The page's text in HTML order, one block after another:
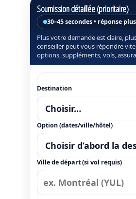
Soumission détaillée (prioritaire)
30–45 secondes • réponse
Plus votre demande est claire,
conseiller peut vous répondre
options, suppléments, vols,
Destination
Option (dates/ville/hôtel)
Ville de départ (si vol requis)